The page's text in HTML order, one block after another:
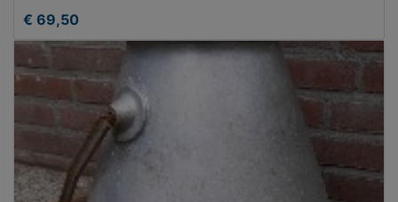
€ 69,50